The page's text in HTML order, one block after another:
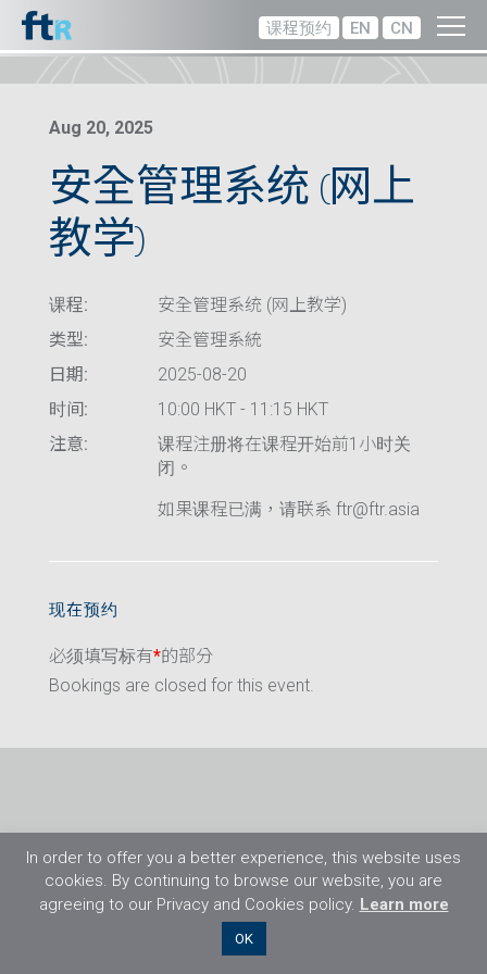
课程预约 EN CN
Aug 20, 2025
安全管理系统 (网上
教学)
课程:
安全管理系统 (网上教学)
类型:
安全管理系統
日期:
2025-08-20
时间:
10:00 HKT - 11:15 HKT
注意:
课程注册将在课程开始前1小时关
闭。
如果课程已满，请联系 ftr@ftr.asia
现在预约
必须填写标有*的部分
Bookings are closed for this event.
©2026 Flight Training Resources Limited. 保
In order to offer you a better experience, this website uses
cookies. By continuing to browse our website, you are
agreeing to our Privacy and Cookies policy. Learn more
OK